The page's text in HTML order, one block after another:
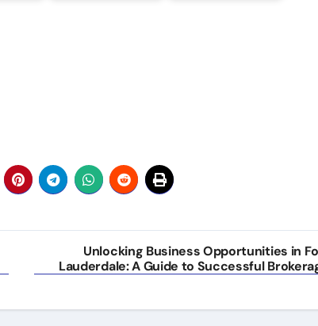
Unlocking Business Opportunities in
Lauderdale: A Guide to Successful